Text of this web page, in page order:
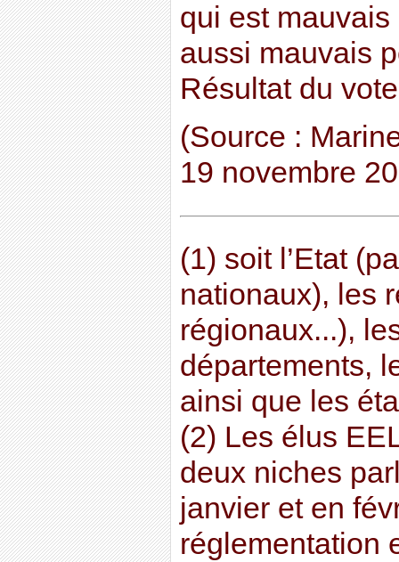
qui est mauvais
aussi mauvais
Résultat du
(Source :
19 novembre
(1) soit l’Etat
nationaux), les
régionaux...),
départements,
ainsi que les
(2) Les élus
deux niches
janvier et en
réglementation